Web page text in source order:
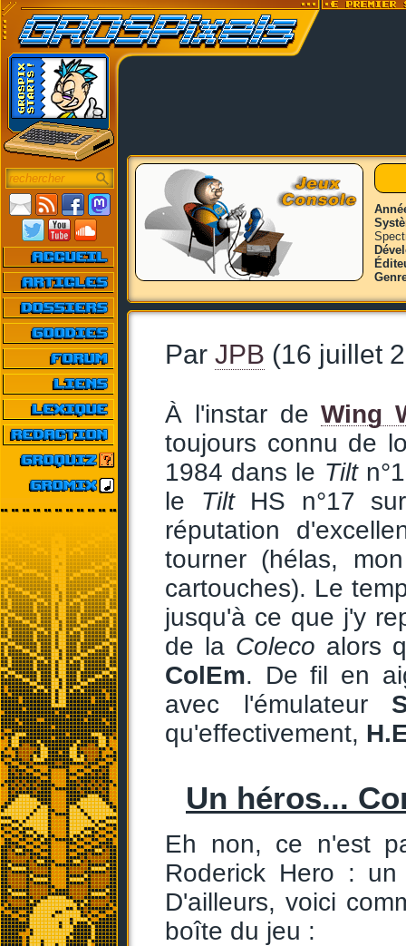
Par JPB (16 juillet
À l'instar deWing
toujours connu de
1984 dans le Tilt
le TiltHS n°17
réputation
tourner (hélas,
cartouches). Le
jusqu'à ce que j'y
de la Coleco alors
ColEm. De fil en
avec l'émulateur
qu'effectivement,
Un héros...
Eh non, ce n'est
Roderick Hero :
D'ailleurs, voici
boîte du jeu :